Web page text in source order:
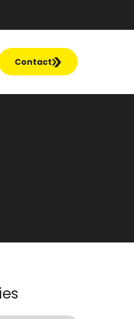
Contact